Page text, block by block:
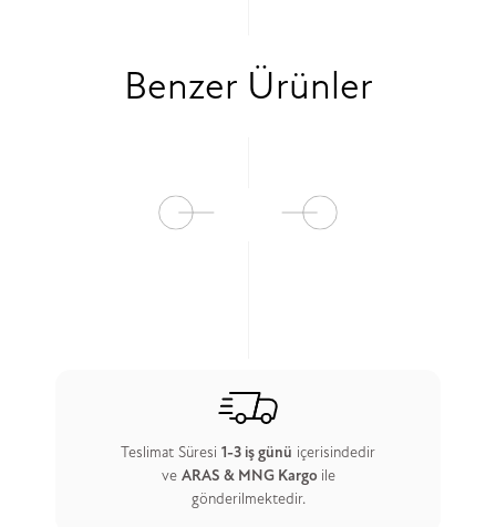
Benzer Ürünler
Teslimat Süresi 1-3 iş günü içerisindedir
ve ARAS & MNG Kargo ile
gönderilmektedir.